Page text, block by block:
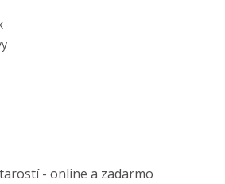
- online a zadarmo